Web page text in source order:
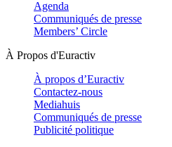
Agenda
Communiqués de presse
Members’ Circle
À Propos d'Euractiv
À propos d’Euractiv
Contactez-nous
Mediahuis
Communiqués de presse
Publicité politique